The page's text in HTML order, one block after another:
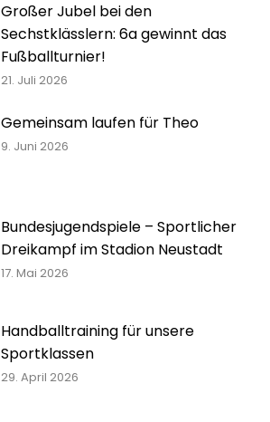
Großer Jubel bei den
Sechstklässlern: 6a gewinnt das
Fußballturnier!
21. Juli 2026
Gemeinsam laufen für Theo
9. Juni 2026
Bundesjugendspiele – Sportlicher
Dreikampf im Stadion Neustadt
17. Mai 2026
Handballtraining für unsere
Sportklassen
29. April 2026